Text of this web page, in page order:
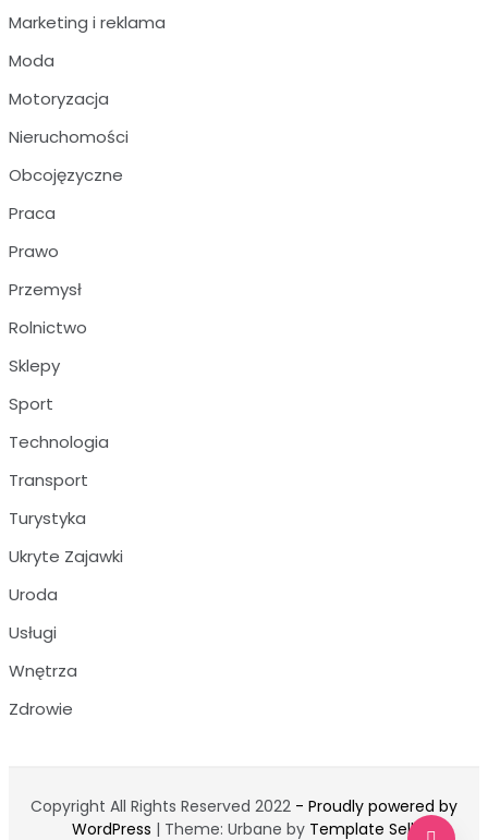
Marketing i reklama
Moda
Motoryzacja
Nieruchomości
Obcojęzyczne
Praca
Prawo
Przemysł
Rolnictwo
Sklepy
Sport
Technologia
Transport
Turystyka
Ukryte Zajawki
Uroda
Usługi
Wnętrza
Zdrowie
Copyright All Rights Reserved 2022 - Proudly powered by
WordPress | Theme: Urbane by Template Sell.